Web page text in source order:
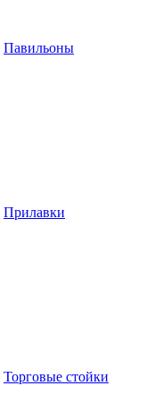
Павильоны
Прилавки
Торговые стойки